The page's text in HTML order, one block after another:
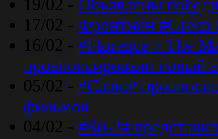
19/02 - Объявлены
17/02 - Фронтмен #Green
16/02 - #Florence + The
проанонсировали новый
05/02 - #Слэш#
фильмов
04/02 - #Би-2#